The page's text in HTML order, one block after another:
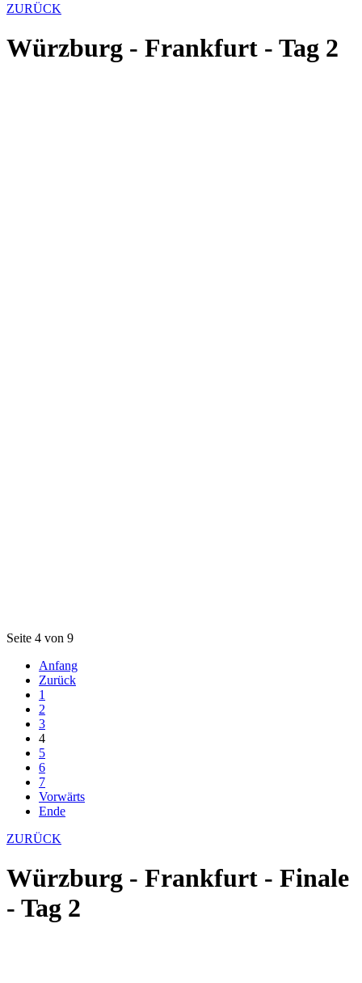
ZURÜCK
Würzburg - Frankfurt - Tag 2
Seite 4 von 9
Anfang
Zurück
1
2
3
4
5
6
7
Vorwärts
Ende
ZURÜCK
Würzburg - Frankfurt - Finale
- Tag 2